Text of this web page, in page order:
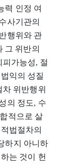
력 인정 여
사기관의
행위와 관
그 위반의
가능성, 절
익의 성질
위반행위
의 정도, 수
적으로 살
법절차의
하지 아니하
는 것이 헌